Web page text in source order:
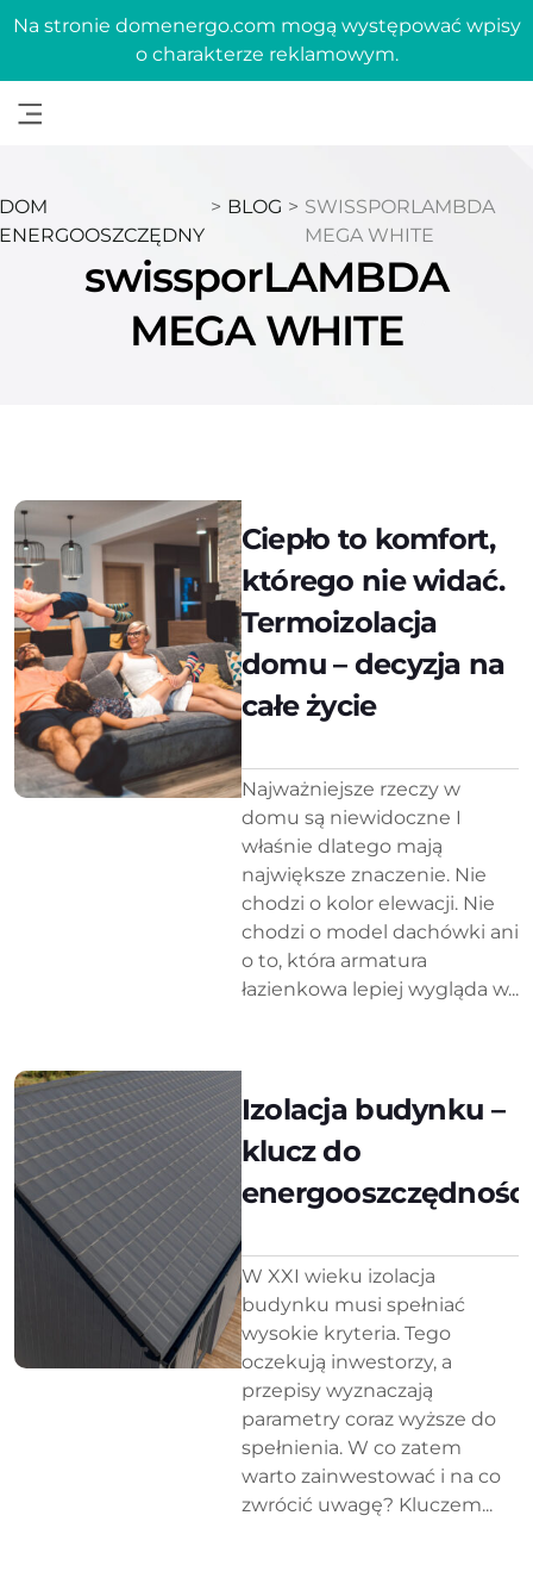
Na stronie domenergo.com mogą występować wpisy
o charakterze reklamowym.
DOM
ENERGOOSZCZĘDNY
> BLOG > SWISSPORLAMBDA
MEGA WHITE
swissporLAMBDA
MEGA WHITE
Ciepło to komfort,
którego nie widać.
Termoizolacja
domu – decyzja na
całe życie
Najważniejsze rzeczy w
domu są niewidoczne I
właśnie dlatego mają
największe znaczenie. Nie
chodzi o kolor elewacji. Nie
chodzi o model dachówki ani
o to, która armatura
łazienkowa lepiej wygląda w...
Izolacja budynku –
klucz do
energooszczędności
W XXI wieku izolacja
budynku musi spełniać
wysokie kryteria. Tego
oczekują inwestorzy, a
przepisy wyznaczają
parametry coraz wyższe do
spełnienia. W co zatem
warto zainwestować i na co
zwrócić uwagę? Kluczem...